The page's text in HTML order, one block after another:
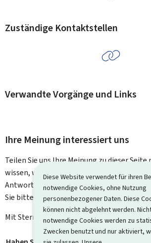
Diese Website verwendet für ihren
notwendige Cookies, ohne Nutzung
personenbezogener Daten. Diese
können nicht abgelehnt werden.
notwendige Cookies werden zu
Zwecken benutzt und nur aktiviert,
Zuständige Kontaktstellen
Verwandte Vorgänge und Links
Ihre Meinung interessiert uns
Teilen Sie uns Ihre Meinung zu dieser Seite
wissen, was wir verbessern können. Sie
Antwort auf Ihr Feedback. Für spezifische
Sie bitte das Kontaktformular.
Mit Stern gekennzeichnete Felder ( * )